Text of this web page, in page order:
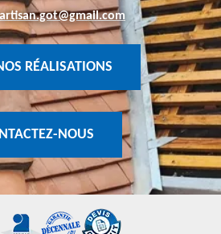
artisan.got@gmail.com
RÉALISATIONS
NOUS